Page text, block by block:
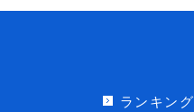
ランキング